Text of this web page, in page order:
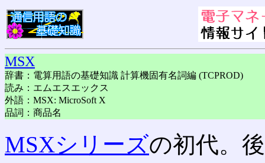
MSX
辞書：電算用語の基礎知識 計算機固有名詞編 (TCPROD)
読み：エムエスエックス
外語：MSX: MicroSoft X
品詞：商品名
MSXシリーズの初代。